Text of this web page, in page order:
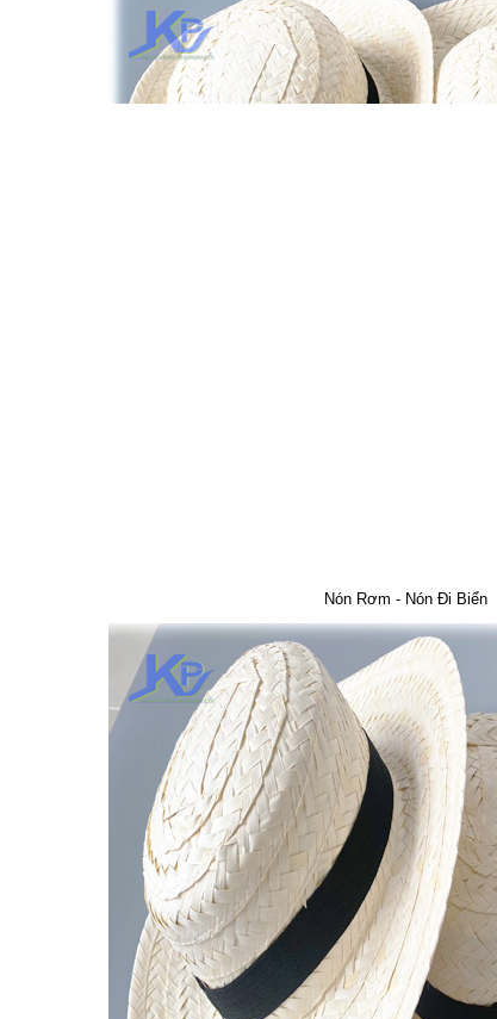
Nón Rơm - Nón Đi Biển